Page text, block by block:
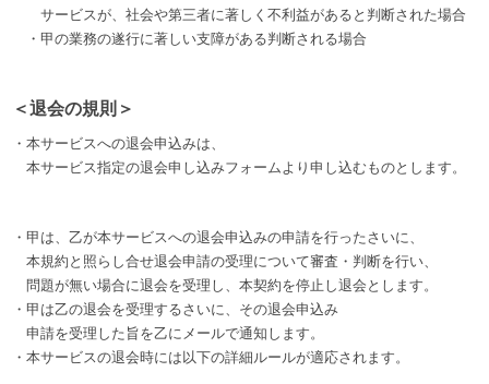
サービスが、社会や第三者に著しく不利益があると判断された場合
・甲の業務の遂行に著しい支障がある判断される場合
＜退会の規則＞
・本サービスへの退会申込みは、
本サービス指定の退会申し込みフォームより申し込むものとします。
・甲は、乙が本サービスへの退会申込みの申請を行ったさいに、
本規約と照らし合せ退会申請の受理について審査・判断を行い、
問題が無い場合に退会を受理し、本契約を停止し退会とします。
・甲は乙の退会を受理するさいに、その退会申込み
申請を受理した旨を乙にメールで通知します。
・本サービスの退会時には以下の詳細ルールが適応されます。